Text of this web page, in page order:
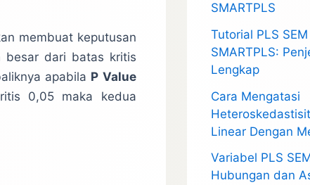
membuat keputusan
dari batas kritis
apabila P Value
0,05 maka kedua
SMARTPLS
Tutorial PLS
SMARTPLS:
Lengkap
Cara Mengatasi
Linear Dengan
Variabel PLS
Hubungan dan